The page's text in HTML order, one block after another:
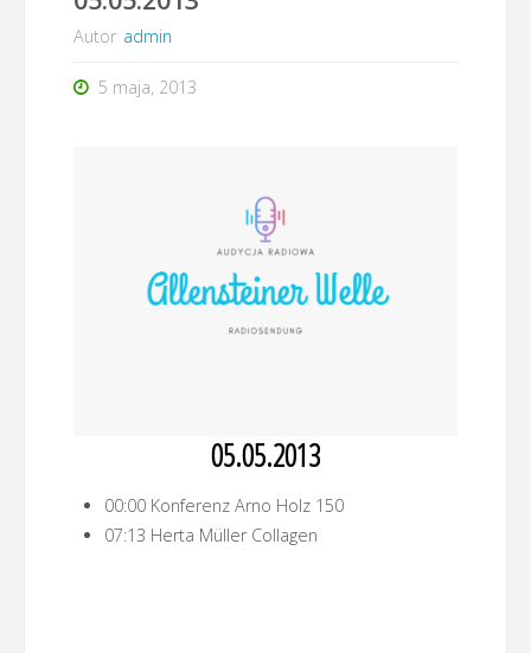
Autor admin
5 maja, 2013
05.05.2013
00:00 Konferenz Arno Holz 150
07:13 Herta Müller Collagen